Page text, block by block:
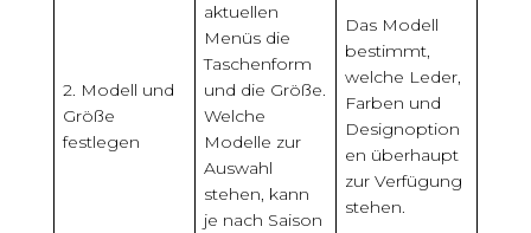
2. Modell und
Größe
festlegen
aktuellen
Menüs die
Taschenform
und die Größe.
Welche
Modelle zur
Auswahl
stehen, kann
je nach Saison
Das Modell
bestimmt,
welche Leder,
Farben und
Designoption
en überhaupt
zur Verfügung
stehen.